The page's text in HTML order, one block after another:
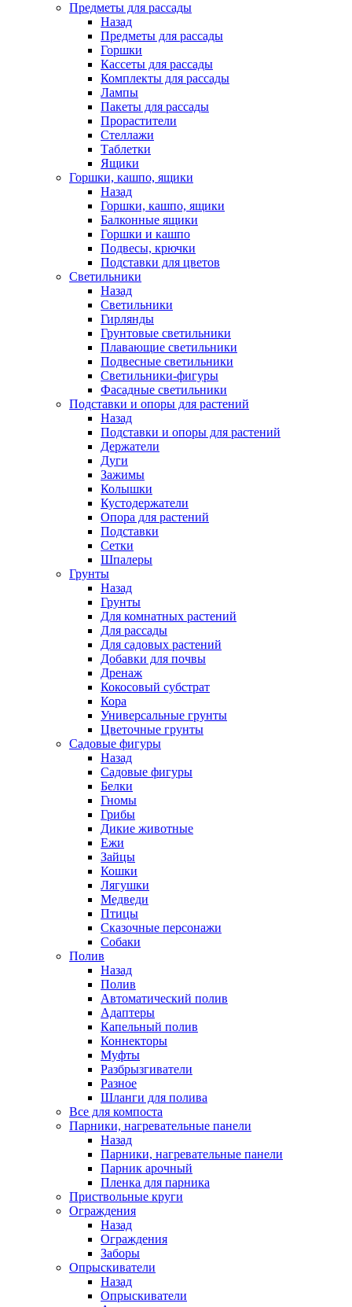
Предметы для рассады
Назад
Предметы для рассады
Горшки
Кассеты для рассады
Комплекты для рассады
Лампы
Пакеты для рассады
Прорастители
Стеллажи
Таблетки
Ящики
Горшки, кашпо, ящики
Назад
Горшки, кашпо, ящики
Балконные ящики
Горшки и кашпо
Подвесы, крючки
Подставки для цветов
Светильники
Назад
Светильники
Гирлянды
Грунтовые светильники
Плавающие светильники
Подвесные светильники
Светильники-фигуры
Фасадные светильники
Подставки и опоры для растений
Назад
Подставки и опоры для растений
Держатели
Дуги
Зажимы
Колышки
Кустодержатели
Опора для растений
Подставки
Сетки
Шпалеры
Грунты
Назад
Грунты
Для комнатных растений
Для рассады
Для садовых растений
Добавки для почвы
Дренаж
Кокосовый субстрат
Кора
Универсальные грунты
Цветочные грунты
Садовые фигуры
Назад
Садовые фигуры
Белки
Гномы
Грибы
Дикие животные
Ежи
Зайцы
Кошки
Лягушки
Медведи
Птицы
Сказочные персонажи
Собаки
Полив
Назад
Полив
Автоматический полив
Адаптеры
Капельный полив
Коннекторы
Муфты
Разбрызгиватели
Разное
Шланги для полива
Все для компоста
Парники, нагревательные панели
Назад
Парники, нагревательные панели
Парник арочный
Пленка для парника
Приствольные круги
Ограждения
Назад
Ограждения
Заборы
Опрыскиватели
Назад
Опрыскиватели